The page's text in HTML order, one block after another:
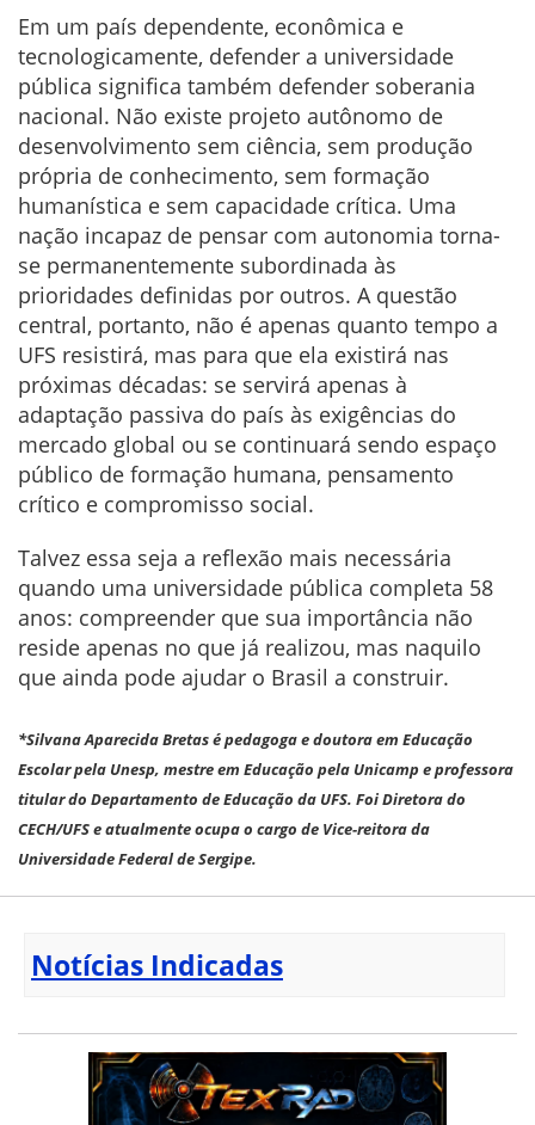
Em um país dependente, econômica e
tecnologicamente, defender a universidade
pública significa também defender soberania
nacional. Não existe projeto autônomo de
desenvolvimento sem ciência, sem produção
própria de conhecimento, sem formação
humanística e sem capacidade crítica. Uma
nação incapaz de pensar com autonomia torna-
se permanentemente subordinada às
prioridades definidas por outros. A questão
central, portanto, não é apenas quanto tempo a
UFS resistirá, mas para que ela existirá nas
próximas décadas: se servirá apenas à
adaptação passiva do país às exigências do
mercado global ou se continuará sendo espaço
público de formação humana, pensamento
crítico e compromisso social.
Talvez essa seja a reflexão mais necessária
quando uma universidade pública completa 58
anos: compreender que sua importância não
reside apenas no que já realizou, mas naquilo
que ainda pode ajudar o Brasil a construir.
*Silvana Aparecida Bretas é pedagoga e doutora em Educação
Escolar pela Unesp, mestre em Educação pela Unicamp e professora
titular do Departamento de Educação da UFS. Foi Diretora do
CECH/UFS e atualmente ocupa o cargo de Vice-reitora da
Universidade Federal de Sergipe.
Notícias Indicadas